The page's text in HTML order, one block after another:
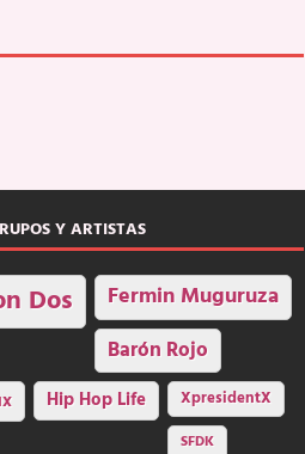
Y ARTISTAS
Dos Fermin Muguruza
Barón Rojo
Hip Hop Life
XpresidentX
SFDK